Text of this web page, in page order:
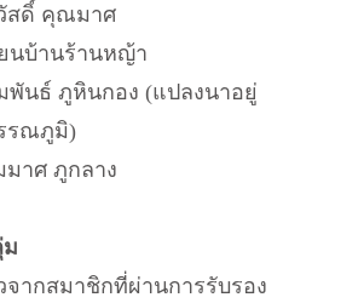
คุณมาศ
บ้านร้านหญ้า
ภูหินกอง (แปลงนาอยู่
รณภูมิ)
ศ ภูกลาง
สมาชิกที่ผ่านการรับรอง